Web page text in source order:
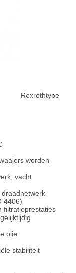
Rexrothtype
worden
vacht
4406)
filtratieprestaties
olie
stabiliteit